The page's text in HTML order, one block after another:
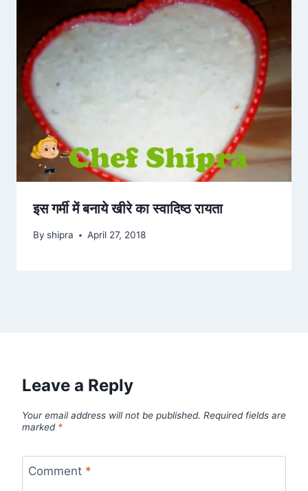
इस गर्मी में बनाये खीरे का स्वादिष्ठ रायता
By shipra April 27, 2018
Leave a Reply
Your email address will not be published. Required fields are
marked *
Comment *